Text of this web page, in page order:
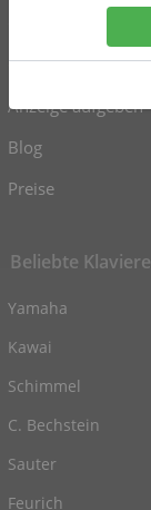
Gebrauchte Flügel
Anzeige aufgeben
Blog
Preise
Beliebte Klaviere
Yamaha
Kawai
Schimmel
C. Bechstein
Sauter
Feurich